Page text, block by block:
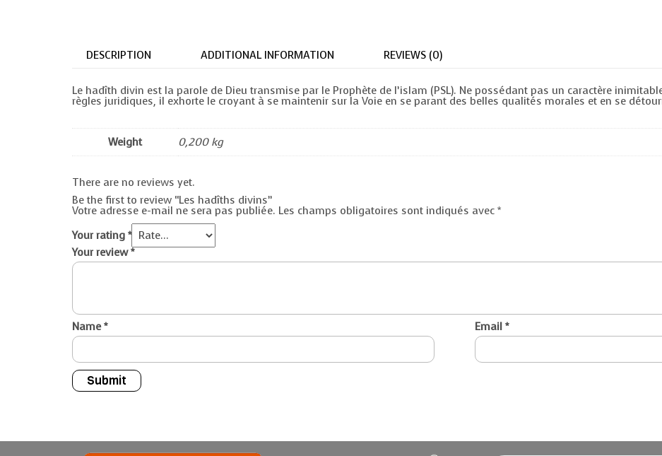
DESCRIPTION ADDITIONAL INFORMATION REVIEWS (0)
Le hadîth divin est la parole de Dieu transmise par le Prophète de l’islam (PSL). Ne possédant pas un caractère
règles juridiques, il exhorte le croyant à se maintenir sur la Voie en se parant des belles qualités morales et en se
Weight 0,200 kg
There are no reviews yet.
Be the first to review “Les hadîths divins”
Votre adresse e-mail ne sera pas publiée. Les champs obligatoires sont indiqués avec *
Your rating *
Your review*
Name* Email *